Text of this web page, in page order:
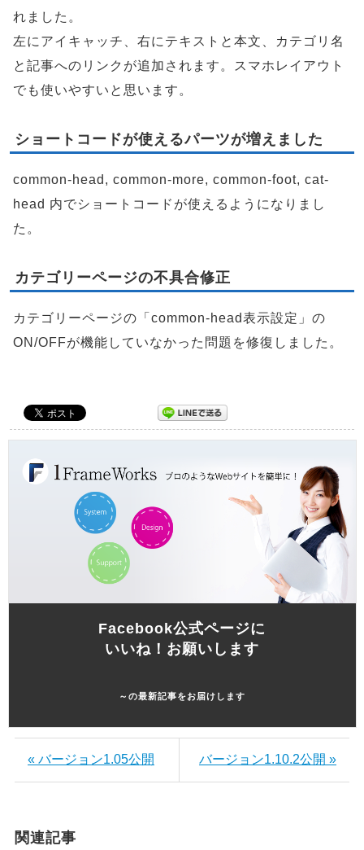
れました。
左にアイキャッチ、右にテキストと本文、カテゴリ名
と記事へのリンクが追加されます。スマホレイアウト
でも使いやすいと思います。
ショートコードが使えるパーツが増えました
common-head, common-more, common-foot, cat-
head 内でショートコードが使えるようになりまし
た。
カテゴリーページの不具合修正
カテゴリーページの「common-head表示設定」の
ON/OFFが機能していなかった問題を修復しました。
Facebook公式ページに
いいね！お願いします
～の最新記事をお届けします
« バージョン1.05公開 バージョン1.10.2公開 »
関連記事